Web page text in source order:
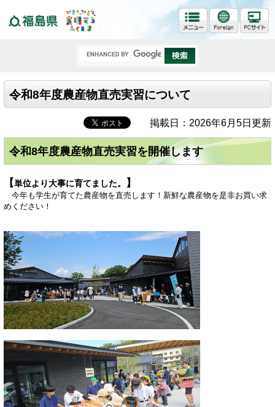
令和8年度農産物直売実習について
掲載日：2026年6月5日更新
令和8年度農産物直売実習を開催します
【単位より大事に育てました。 】
今年も学生が育てた農産物を直売します！新鮮な農産物を是非お買い求
めください！